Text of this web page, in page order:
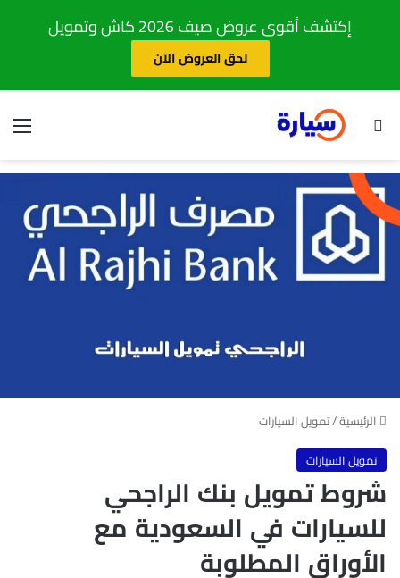
إكتشف أقوى عروض صيف 2026 كاش وتمويل
لحق العروض الآن
بحث عن
الرئيسية/تمويل السيارات
تمويل السيارات
شروط تمويل بنك الراجحي
للسيارات في السعودية مع
الأوراق المطلوبة